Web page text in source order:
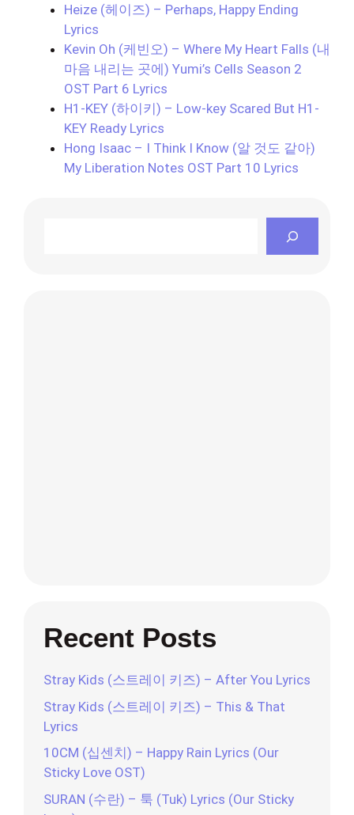
Heize (헤이즈) – Perhaps, Happy Ending
Lyrics
Kevin Oh (케빈오) – Where My Heart Falls (내
마음 내리는 곳에) Yumi’s Cells Season 2
OST Part 6 Lyrics
H1-KEY (하이키) – Low-key Scared But H1-
KEY Ready Lyrics
Hong Isaac – I Think I Know (알 것도 같아)
My Liberation Notes OST Part 10 Lyrics
Recent Posts
Stray Kids (스트레이 키즈) – After You Lyrics
Stray Kids (스트레이 키즈) – This & That
Lyrics
10CM (십센치) – Happy Rain Lyrics (Our
Sticky Love OST)
SURAN (수란) – 툭 (Tuk) Lyrics (Our Sticky